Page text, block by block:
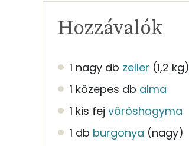
Hozzávalók
1 nagy db zeller (1,2 kg)
1 közepes db alma
1 kis fej vöröshagyma
1 db burgonya (nagy)